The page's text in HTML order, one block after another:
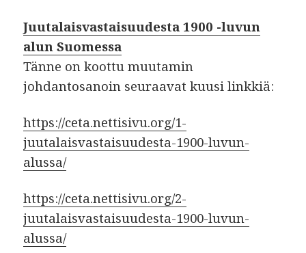
Juutalaisvastaisuudesta 1900 -luvun
alun Suomessa
Tänne on koottu muutamin
johdantosanoin seuraavat kuusi linkkiä:
https://ceta.nettisivu.org/1-
juutalaisvastaisuudesta-1900-luvun-
alussa/
https://ceta.nettisivu.org/2-
juutalaisvastaisuudesta-1900-luvun-
alussa/